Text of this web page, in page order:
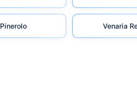
Pinerolo Venaria